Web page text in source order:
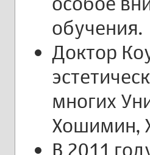
обучения.
Доктор
многих
Хошимин,
В 2011